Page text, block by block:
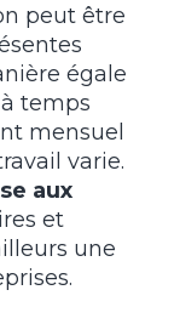
peut être
égale
temps
mensuel
varie.
aux
et
une